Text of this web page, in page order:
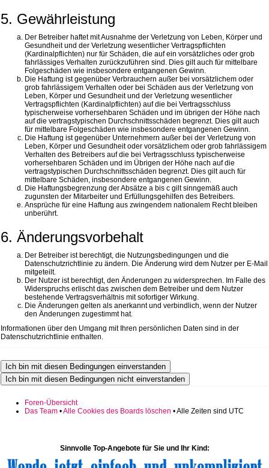
5. Gewährleistung
Der Betreiber haftet mit Ausnahme der Verletzung von Leben, Körper und
Gesundheit und der Verletzung wesentlicher Vertragspflichten
(Kardinalpflichten) nur für Schäden, die auf ein vorsätzliches oder grob
fahrlässiges Verhalten zurückzuführen sind. Dies gilt auch für mittelbare
Folgeschäden wie insbesondere entgangenen Gewinn.
Die Haftung ist gegenüber Verbrauchern außer bei vorsätzlichem oder
grob fahrlässigem Verhalten oder bei Schäden aus der Verletzung von
Leben, Körper und Gesundheit und der Verletzung wesentlicher
Vertragspflichten (Kardinalpflichten) auf die bei Vertragsschluss
typischerweise vorhersehbaren Schäden und im übrigen der Höhe nach
auf die vertragstypischen Durchschnittsschäden begrenzt. Dies gilt auch
für mittelbare Folgeschäden wie insbesondere entgangenen Gewinn.
Die Haftung ist gegenüber Unternehmern außer bei der Verletzung von
Leben, Körper und Gesundheit oder vorsätzlichem oder grob fahrlässigem
Verhalten des Betreibers auf die bei Vertragsschluss typischerweise
vorhersehbaren Schäden und im Übrigen der Höhe nach auf die
vertragstypischen Durchschnittsschäden begrenzt. Dies gilt auch für
mittelbare Schäden, insbesondere entgangenen Gewinn.
Die Haftungsbegrenzung der Absätze a bis c gilt sinngemäß auch
zugunsten der Mitarbeiter und Erfüllungsgehilfen des Betreibers.
Ansprüche für eine Haftung aus zwingendem nationalem Recht bleiben
unberührt.
6. Änderungsvorbehalt
Der Betreiber ist berechtigt, die Nutzungsbedingungen und die
Datenschutzrichtlinie zu ändern. Die Änderung wird dem Nutzer per E-Mail
mitgeteilt.
Der Nutzer ist berechtigt, den Änderungen zu widersprechen. Im Falle des
Widerspruchs erlischt das zwischen dem Betreiber und dem Nutzer
bestehende Vertragsverhältnis mit sofortiger Wirkung.
Die Änderungen gelten als anerkannt und verbindlich, wenn der Nutzer
den Änderungen zugestimmt hat.
Informationen über den Umgang mit Ihren persönlichen Daten sind in der
Datenschutzrichtlinie enthalten.
Foren-Übersicht
Das Team •Alle Cookies des Boards löschen • Alle Zeiten sind UTC
Sinnvolle Top-Angebote für Sie und Ihr Kind: